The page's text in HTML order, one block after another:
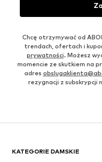
Chcę otrzymywać od
trendach, ofertach i
prywatności. Możesz
momencie ze skutkiem na
adres
rezygnacji z subskrypcji
KATEGORIE DAMSKIE